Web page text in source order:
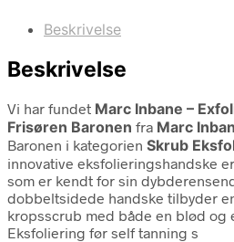
Beskrivelse
Beskrivelse
Vi har fundet Marc Inbane –
Frisøren Baronen fra Marc
Baronen i kategorien Skrub
innovative eksfolieringshandske
som er kendt for sin
dobbeltsidede handske tilbyder
kropsscrub med både en blød og
Eksfoliering før self tanning s